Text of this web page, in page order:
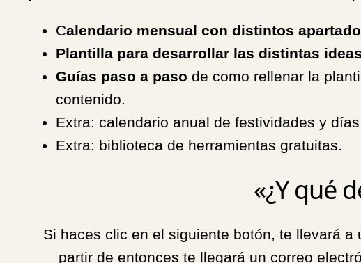
Calendario mensual con distintos
Plantilla para desarrollar las distintas ideas
Guías paso a paso de como rellenar la
contenido.
Extra: calendario anual de festividades y
Extra: biblioteca de herramientas gratuitas.
«¿Y qué
Si haces clic en el siguiente botón, te llevará
partir de entonces te llegará un correo